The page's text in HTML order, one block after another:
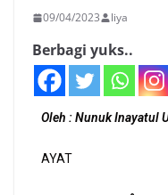
09/04/2023 liya
Berbagi yuks..
Oleh : Nunuk Inayatul
AYAT